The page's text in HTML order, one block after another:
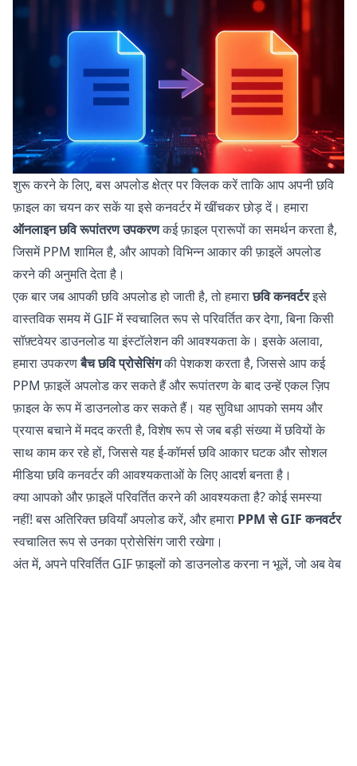
शुरू करने के लिए, बस अपलोड क्षेत्र पर क्लिक करें ताकि आप अपनी छवि
फ़ाइल का चयन कर सकें या इसे कनवर्टर में खींचकर छोड़ दें। हमारा
ऑनलाइन छवि रूपांतरण उपकरणकई फ़ाइल प्रारूपों का समर्थन करता है,
जिसमें PPM शामिल है, और आपको विभिन्न आकार की फ़ाइलें अपलोड
करने की अनुमति देता है।
एक बार जब आपकी छवि अपलोड हो जाती है, तो हमाराछवि कनवर्टरइसे
वास्तविक समय में GIF में स्वचालित रूप से परिवर्तित कर देगा, बिना किसी
सॉफ़्टवेयर डाउनलोड या इंस्टॉलेशन की आवश्यकता के। इसके अलावा,
हमारा उपकरणबैच छवि प्रोसेसिंगकी पेशकश करता है, जिससे आप कई
PPM फ़ाइलें अपलोड कर सकते हैं और रूपांतरण के बाद उन्हें एकल ज़िप
फ़ाइल के रूप में डाउनलोड कर सकते हैं। यह सुविधा आपको समय और
प्रयास बचाने में मदद करती है, विशेष रूप से जब बड़ी संख्या में छवियों के
साथ काम कर रहे हों, जिससे यह ई-कॉमर्स छवि आकार घटक और सोशल
मीडिया छवि कनवर्टर की आवश्यकताओं के लिए आदर्श बनता है।
क्या आपको और फ़ाइलें परिवर्तित करने की आवश्यकता है? कोई समस्या
नहीं! बस अतिरिक्त छवियाँ अपलोड करें, और हमारा PPM से GIF कनवर्टर
स्वचालित रूप से उनका प्रोसेसिंग जारी रखेगा।
अंत में, अपने परिवर्तित GIF फ़ाइलों को डाउनलोड करना न भूलें, जो अब वेब